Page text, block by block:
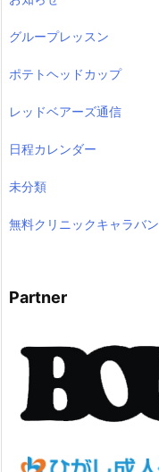
グループレッスン
ポテトヘッドカップ
レッドベアーズ通信
日程カレンダー
未分類
無料クリニックキャラバン
Partner